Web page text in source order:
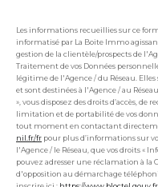
Les informations recueillies sur ce
informatisé par La Boite Immo
gestion de la clientèle/prospects de
Traitement de vos Données
légitime de l'Agence / du Réseau.
et sont destinées à l'Agence / au
», vous disposez des droits d’accès, de
limitation et de portabilité de vos
tout moment en contactant
nil.fr/fr pour plus d’informations sur
l'Agence / le Réseau, que vos droits «
pouvez adresser une réclamation à la
d'opposition au démarchage